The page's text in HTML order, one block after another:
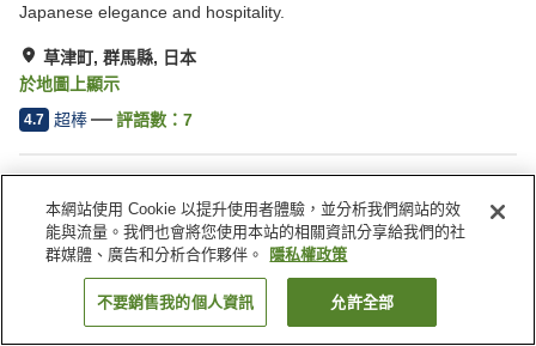
Japanese elegance and hospitality.
草津町, 群馬縣, 日本
於地圖上顯示
4.7 超棒 評語數： 7
停車場
Spa／美容沙龍
露天浴池（溫泉）
公共澡堂
日本 群馬縣 草津町 草津溫泉 Tenojiya
找客房
本網站使用 Cookie 以提升使用者體驗，並分析我們網站的效
能與流量。我們也會將您使用本站的相關資訊分享給我們的社
群媒體、廣告和分析合作夥伴。
隱私權政策
不要銷售我的個人資訊 允許全部